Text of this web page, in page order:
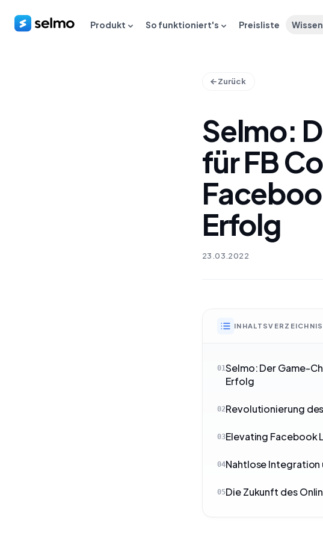
Produkt So funktioniert's Preisliste Wissen
Zurück
Selmo:
für FB
Erfolg
23.03.2022
INHALTSVERZEICHNIS
01Selmo: Der Game-
Erfolg
02Revolutionierung
03Elevating Facebook
04Nahtlose
05Die Zukunft des